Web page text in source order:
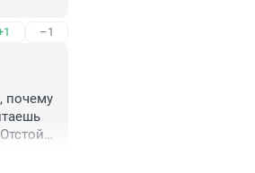
–1
почему